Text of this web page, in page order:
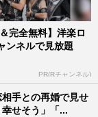
完全無料】洋楽ロ
ンネルで見放題
PR(Rチャンネル)
手との再婚で見せ
せそう」「...